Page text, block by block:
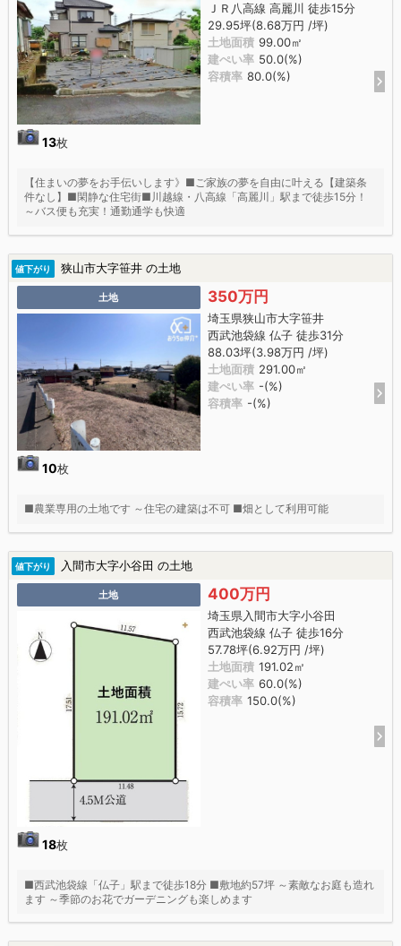
13枚
ＪＲ八高線 高麗川 徒歩15分
29.95坪(8.68万円 /坪)
土地面積 99.00㎡
建ぺい率 50.0(%)
容積率 80.0(%)
【住まいの夢をお手伝いします》■ご家族の夢を自由に叶える【建築条
件なし】■閑静な住宅街■川越線・八高線「高麗川」駅まで徒歩15分！
～バス便も充実！通勤通学も快適
値下がり 狭山市大字笹井 の土地
土地
10枚
350万円
埼玉県狭山市大字笹井
西武池袋線 仏子 徒歩31分
88.03坪(3.98万円 /坪)
土地面積 291.00㎡
建ぺい率 -(%)
容積率 -(%)
■農業専用の土地です ～住宅の建築は不可 ■畑として利用可能
値下がり 入間市大字小谷田 の土地
土地
18枚
400万円
埼玉県入間市大字小谷田
西武池袋線 仏子 徒歩16分
57.78坪(6.92万円 /坪)
土地面積 191.02㎡
建ぺい率 60.0(%)
容積率 150.0(%)
■西武池袋線「仏子」駅まで徒歩18分 ■敷地約57坪 ～素敵なお庭も造れ
ます ～季節のお花でガーデニングも楽しめます